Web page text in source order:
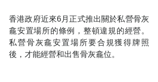
香港政府近來6月正式推出關於私營骨灰
龕安置場所的條例，整頓違規的經營。
私營骨灰龕安置場所要合規獲得牌照
後，才能經營和出售骨灰龕位。